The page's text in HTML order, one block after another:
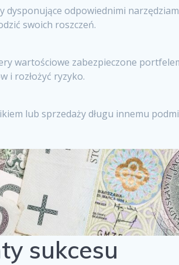
dysponujące odpowiednimi
swoich roszczeń.
wartościowe zabezpieczone
i rozłożyć ryzyko.
lub sprzedaży długu innemu
sukcesu